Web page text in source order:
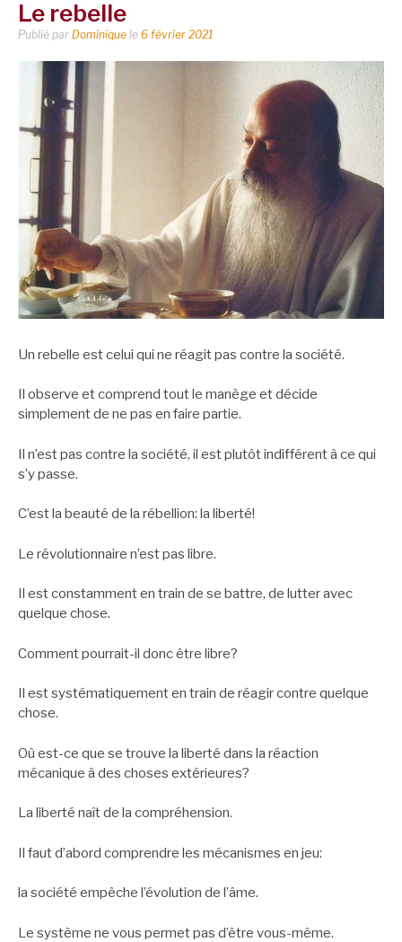
Le rebelle
Publié par Dominique le 6 février 2021
Un rebelle est celui qui ne réagit pas contre la société.
Il observe et comprend tout le manège et décide
simplement de ne pas en faire partie.
Il n’est pas contre la société, il est plutôt indifférent à ce qui
s’y passe.
C’est la beauté de la rébellion: la liberté!
Le révolutionnaire n’est pas libre.
Il est constamment en train de se battre, de lutter avec
quelque chose.
Comment pourrait-il donc être libre?
Il est systématiquement en train de réagir contre quelque
chose.
Où est-ce que se trouve la liberté dans la réaction
mécanique à des choses extérieures?
La liberté naît de la compréhension.
Il faut d’abord comprendre les mécanismes en jeu:
la société empêche l’évolution de l’âme.
Le système ne vous permet pas d’être vous-même.